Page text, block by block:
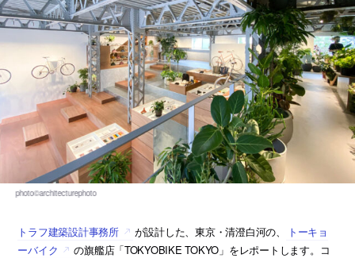
トラフ建築設計事務所 が設計した、東京・清澄白河の、
トーキョ
ーバイク
の旗艦店「TOKYOBIKE TOKYO」をレポートします。コ